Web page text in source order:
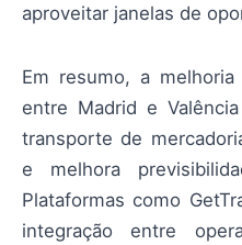
aproveitar janelas de
Em resumo, a
entre Madrid e
transporte de
e melhora
Plataformas como
integração entre